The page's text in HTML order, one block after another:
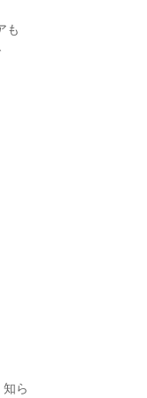
も
ら